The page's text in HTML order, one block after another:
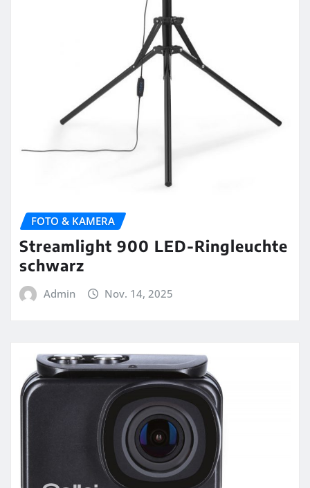
FOTO & KAMERA
Streamlight 900 LED-Ringleuchte
schwarz
Admin Nov. 14, 2025